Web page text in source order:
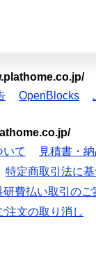
OpenBlocks
いて
見積書・
特定商取引法に
費払い取引のご
注文の取り消し